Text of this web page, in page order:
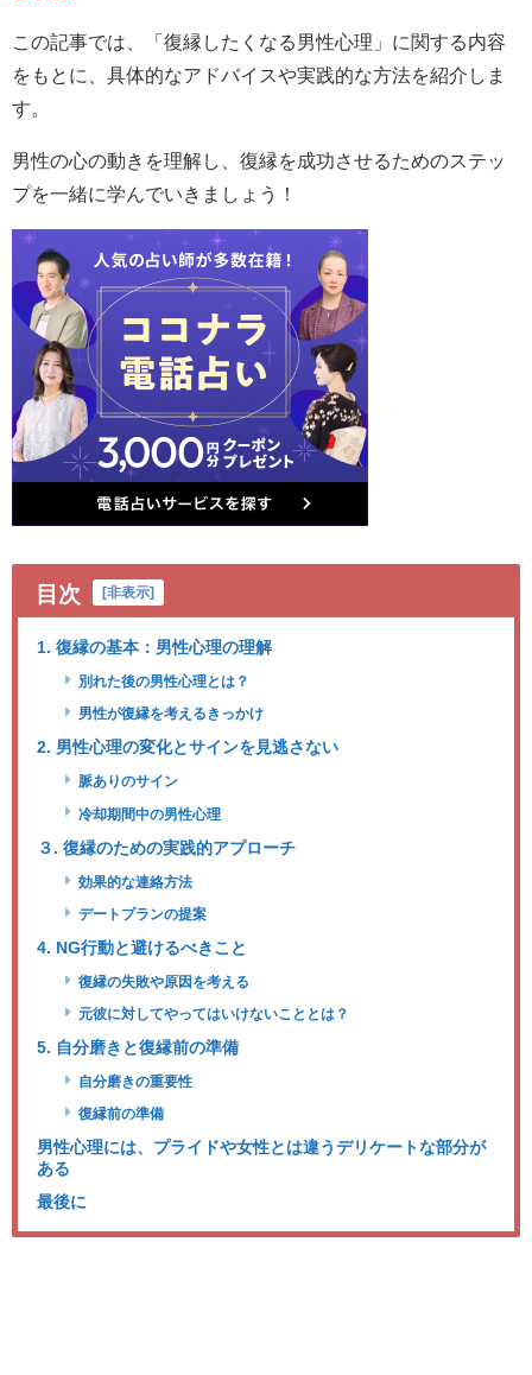
この記事では、「復縁したくなる男性心理」に関する内容
をもとに、具体的なアドバイスや実践的な方法を紹介しま
す。
男性の心の動きを理解し、復縁を成功させるためのステッ
プを一緒に学んでいきましょう！
目次 [非表示]
1. 復縁の基本：男性心理の理解
別れた後の男性心理とは？
男性が復縁を考えるきっかけ
2. 男性心理の変化とサインを見逃さない
脈ありのサイン
冷却期間中の男性心理
３. 復縁のための実践的アプローチ
効果的な連絡方法
デートプランの提案
4. NG行動と避けるべきこと
復縁の失敗や原因を考える
元彼に対してやってはいけないこととは？
5. 自分磨きと復縁前の準備
自分磨きの重要性
復縁前の準備
男性心理には、プライドや女性とは違うデリケートな部分が
ある
最後に